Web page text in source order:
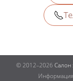
© 2012–2026 Салон
Информация